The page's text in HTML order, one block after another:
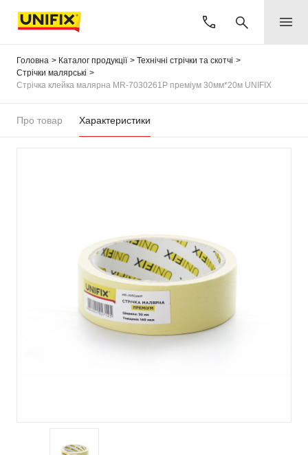
Головна Каталог продукції
Технічні стрічки та скотчі
Стрічки малярські
Стрічка клейка малярна MR-7030261P преміум 30мм*20м UNIFIX
Про товар Характеристики